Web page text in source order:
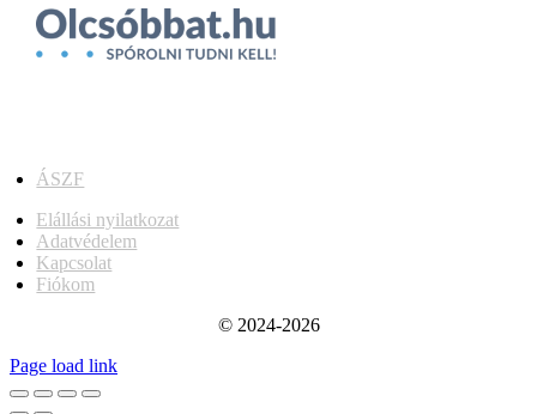
ÁSZF
Elállási nyilatkozat
Adatvédelem
Kapcsolat
Fiókom
© 2024-2026
Page load link